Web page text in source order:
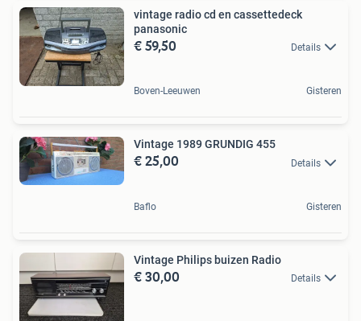
vintage radio cd en cassettedeck
panasonic
€ 59,50 Details
Boven-Leeuwen Gisteren
Vintage 1989 GRUNDIG 455
€ 25,00 Details
Baflo Gisteren
Vintage Philips buizen Radio
€ 30,00 Details